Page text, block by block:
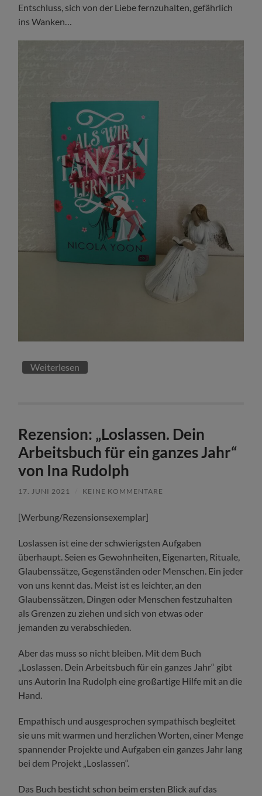
Entschluss, sich von der Liebe fernzuhalten, gefährlich
ins Wanken…
Weiterlesen
Rezension: „Loslassen. Dein
Arbeitsbuch für ein ganzes Jahr“
von Ina Rudolph
17. JUNI 2021 KEINE KOMMENTARE
[Werbung/Rezensionsexemplar]
Loslassen ist eine der schwierigsten Aufgaben
überhaupt. Seien es Gewohnheiten, Eigenarten, Rituale,
Glaubenssätze, Gegenständen oder Menschen. Ein jeder
von uns kennt das. Meist ist es leichter, an den
Glaubenssätzen, Dingen oder Menschen festzuhalten
als Grenzen zu ziehen und sich von etwas oder
jemanden zu verabschieden.
Aber das muss so nicht bleiben. Mit dem Buch
„Loslassen. Dein Arbeitsbuch für ein ganzes Jahr“ gibt
uns Autorin Ina Rudolph eine großartige Hilfe mit an die
Hand.
Empathisch und ausgesprochen sympathisch begleitet
sie uns mit warmen und herzlichen Worten, einer Menge
spannender Projekte und Aufgaben ein ganzes Jahr lang
bei dem Projekt „Loslassen“.
Das Buch besticht schon beim ersten Blick auf das